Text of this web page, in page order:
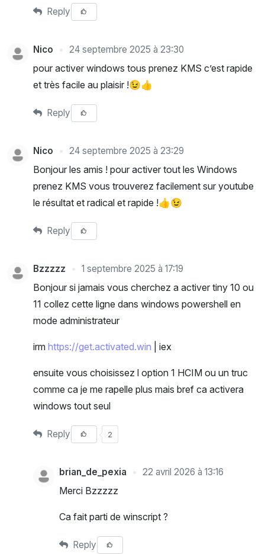
Reply
Nico 24 septembre 2025 à 23:30
pour activer windows tous prenez KMS c’est rapide
et très facile au plaisir !😉👍
Reply
Nico 24 septembre 2025 à 23:29
Bonjour les amis ! pour activer tout les Windows
prenez KMS vous trouverez facilement sur youtube
le résultat et radical et rapide !👍😉
Reply
Bzzzzz 1 septembre 2025 à 17:19
Bonjour si jamais vous cherchez a activer tiny 10 ou
11 collez cette ligne dans windows powershell en
mode administrateur
irm https://get.activated.win | iex
ensuite vous choisissez l option 1 HCIM ou un truc
comme ca je me rapelle plus mais bref ca activera
windows tout seul
Reply 2
brian_de_pexia 22 avril 2026 à 13:16
Merci Bzzzzz
Ca fait parti de winscript ?
Reply